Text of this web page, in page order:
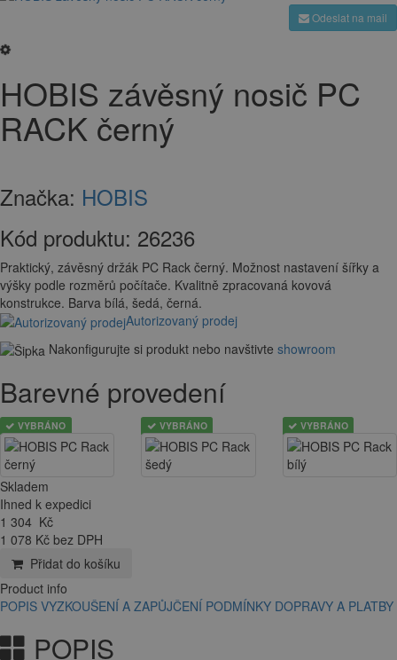
Odeslat na mail
HOBIS závěsný nosič PC
RACK černý
Značka: HOBIS
Kód produktu: 26236
Praktický, závěsný držák PC Rack černý. Možnost nastavení šířky a
výšky podle rozměrů počítače. Kvalitně zpracovaná kovová
konstrukce. Barva bílá, šedá, černá.
Autorizovaný prodej
Nakonfigurujte si produkt nebo navštivte showroom
Barevné provedení
VYBRÁNO VYBRÁNO VYBRÁNO
Skladem
Ihned k expedici
1 304 Kč
1 078 Kč bez DPH
Přidat do košíku
Product info
POPIS VYZKOUŠENÍ A ZAPŮJČENÍ PODMÍNKY DOPRAVY A PLATBY
POPIS